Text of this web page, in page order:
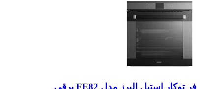
فر توکار استیل البرز مدل FE82 برقی